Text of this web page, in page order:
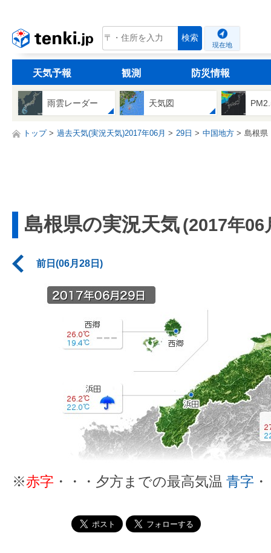
tenki.jp 検索
現在地
天気予報 観測 防災情報
雨雲レーダー 天気図
トップ 過去天気(実況天気)2017年06月 29日 中国地方 島根県
島根県の実況天気(2017年06
前日(06月28日)
※赤字 ・・・夕方までの最高気温 青字